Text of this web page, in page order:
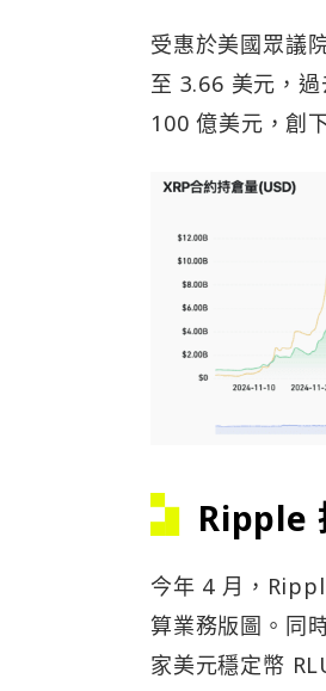
受惠於美國眾議
至 3.66 美元，
100 億美元，創
Ripple
今年 4 月，
算業務版圖。同
家美元穩定幣